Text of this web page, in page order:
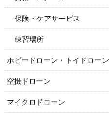
保険・ケアサービス
練習場所
ホビードローン・トイドローン
空撮ドローン
マイクロドローン